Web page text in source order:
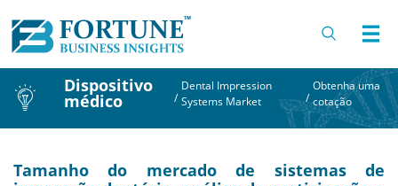
Dispositivo
médico /
Dental Impression
Systems Market
/
Obtenha uma
cotação
Tamanho do mercado de sistemas de